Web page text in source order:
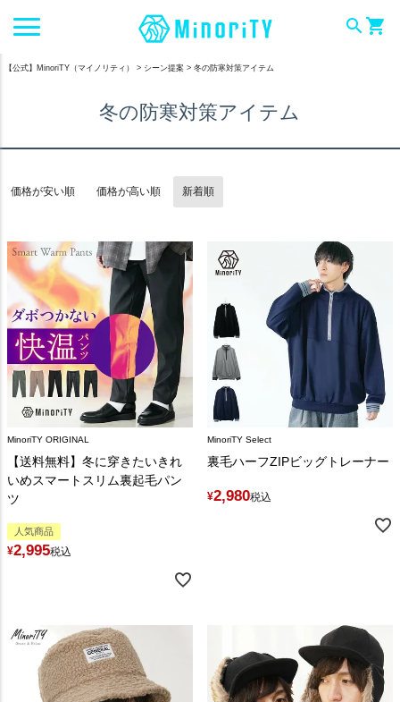
searchshopping_cart
【公式】MinoriTY（マイノリティ） シーン提案 冬の防寒対策アイテム
冬の防寒対策アイテム
価格が安い順 価格が高い順 新着順
MinoriTY ORIGINAL
【送料無料】冬に穿きたいきれ
いめスマートスリム裏起毛パン
ツ
人気商品
¥2,995税込
MinoriTY Select
裏毛ハーフZIPビッグトレーナー
¥2,980税込